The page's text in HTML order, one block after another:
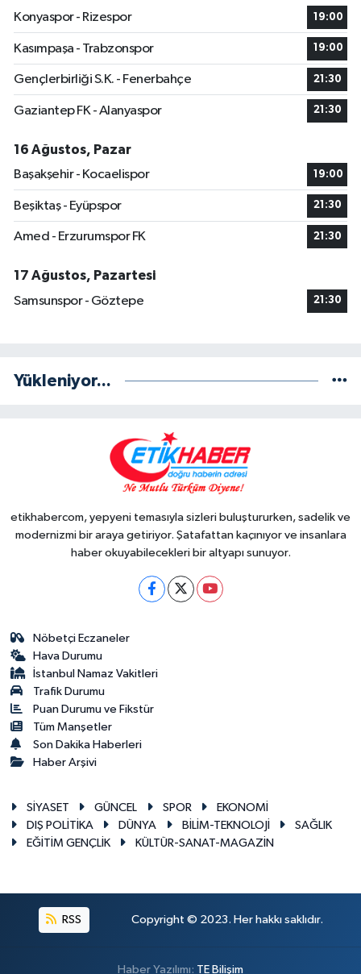
Konyaspor - Rizespor
19:00
Kasımpaşa - Trabzonspor 19:00
Gençlerbirliği S.K. - Fenerbahçe 21:30
Gaziantep FK - Alanyaspor 21:30
16 Ağustos, Pazar
Başakşehir - Kocaelispor
19:00
Beşiktaş - Eyüpspor 21:30
Amed - Erzurumspor FK 21:30
17 Ağustos, Pazartesi
Samsunspor - Göztepe
21:30
Yükleniyor...
etikhabercom, yepyeni temasıyla sizleri buluştururken, sadelik ve
modernizmi bir araya getiriyor. Şatafattan kaçınıyor ve insanlara
haber okuyabilecekleri bir altyapı sunuyor.
Nöbetçi Eczaneler
Hava Durumu
İstanbul Namaz Vakitleri
Trafik Durumu
Puan Durumu ve Fikstür
Tüm Manşetler
Son Dakika Haberleri
Haber Arşivi
SİYASET GÜNCEL SPOR
EKONOMİ
DIŞ POLİTİKA
DÜNYA BİLİM-TEKNOLOJİ
SAĞLIK
EĞİTİM GENÇLİK
KÜLTÜR-SANAT-MAGAZİN
RSS Copyright © 2023. Her hakkı saklıdır.
Haber Yazılımı: TE Bilişim